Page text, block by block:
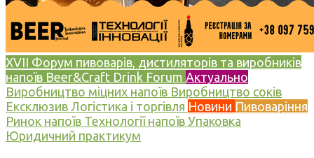
XVII Форум пивоварів, дистиляторів та виробників
напоїв Beer&Craft Drink Forum Актуально
Виробництво міцних напоїв Виробництво соків
Ексклюзив Логістика і торгівля Новини Пивоваріння
Ринок напоїв Технології напоїв Упаковка
Юридичний практикум